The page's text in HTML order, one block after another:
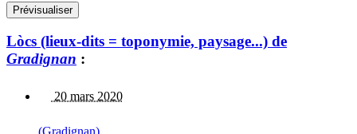
Lòcs (lieux-dits = toponymie, paysage...) de
Gradignan :
20 mars 2020
(Gradignan)